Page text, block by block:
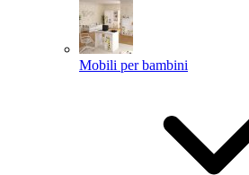
Mobili per bambini